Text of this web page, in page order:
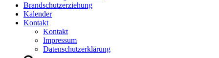
Brandschutzerziehung
Kalender
Kontakt
Kontakt
Impressum
Datenschutzerklärung